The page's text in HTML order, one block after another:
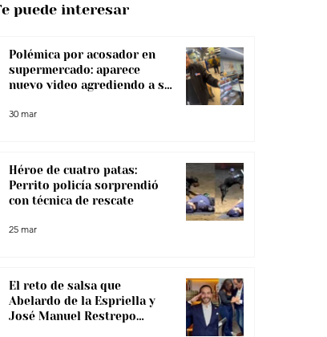
Polémica por acosador en
supermercado: aparece
nuevo video agrediendo a su
30 mar
Héroe de cuatro patas:
Perrito policía sorprendió
con técnica de rescate
25 mar
El reto de salsa que
Abelardo de la Espriella y
José Manuel Restrepo
puede interesar